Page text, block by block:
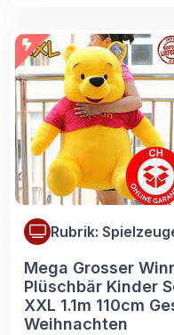
Rubrik:
Mega Grosser
Plüschbär Kinder
XXL 1.1m 110cm
Weihnachten